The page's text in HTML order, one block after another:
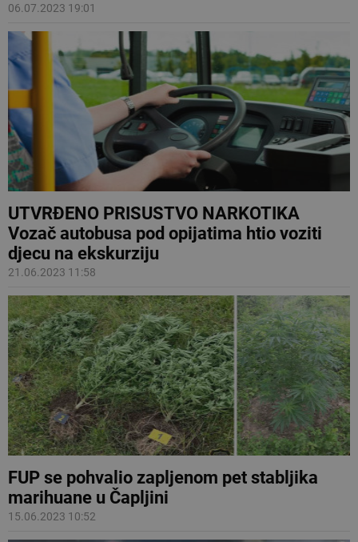
06.07.2023 19:01
UTVRĐENO PRISUSTVO NARKOTIKA
Vozač autobusa pod opijatima htio voziti
djecu na ekskurziju
21.06.2023 11:58
FUP se pohvalio zapljenom pet stabljika
marihuane u Čapljini
15.06.2023 10:52